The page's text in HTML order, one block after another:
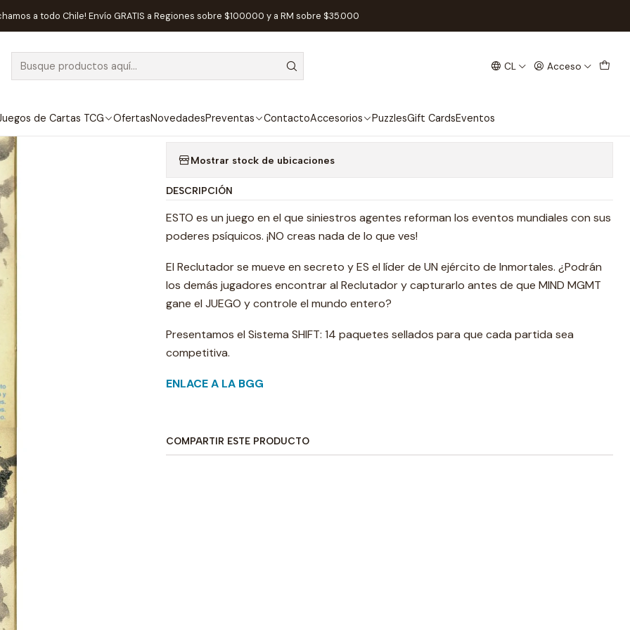
CL Acceso
de Cartas TCG OfertasNovedadesPreventas ContactoAccesorios PuzzlesGift CardsEventos
a todo Chile! Envío GRATIS a Regiones sobre $100.000 y a RM sobre $35.000
Juegos de Mesa Editorial Maldito Games MIND MGMT - Español
AGOTADO MIND MGMT - Español
Agregar a la lista de favoritos
Mostrar stock de ubicaciones
DESCRIPCIÓN
ESTO es un juego en el que siniestros agentes reforman los eventos mundiales con sus
poderes psíquicos. ¡NO creas nada de lo que ves!
El Reclutador se mueve en secreto y ES el líder de UN ejército de Inmortales. ¿Podrán
los demás jugadores encontrar al Reclutador y capturarlo antes de que MIND MGMT
gane el JUEGO y controle el mundo entero?
Presentamos el Sistema SHIFT: 14 paquetes sellados para que cada partida sea
competitiva.
ENLACE A LA BGG
COMPARTIR ESTE PRODUCTO